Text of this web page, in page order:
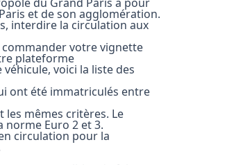
et de son agglomération.
interdire la circulation aux
votre vignette
plateforme
voici la liste des
ont été immatriculés entre
les mêmes critères. Le
norme Euro 2 et 3.
circulation pour la